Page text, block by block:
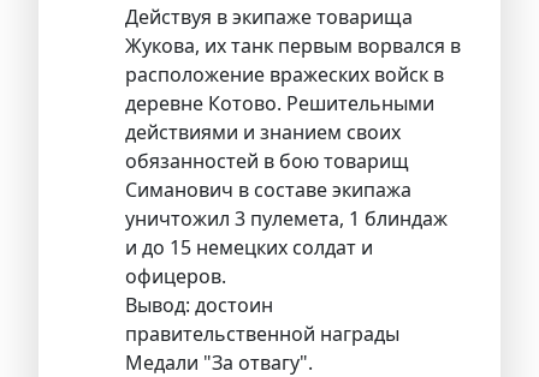
Действуя в экипаже товарища
Жукова, их танк первым ворвался в
расположение вражеских войск в
деревне Котово. Решительными
действиями и знанием своих
обязанностей в бою товарищ
Симанович в составе экипажа
уничтожил 3 пулемета, 1 блиндаж
и до 15 немецких солдат и
офицеров.
Вывод: достоин
правительственной награды
Медали "За отвагу".